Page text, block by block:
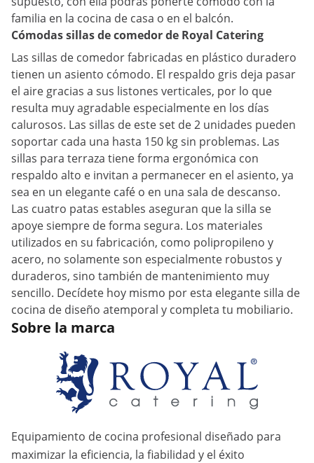
familia en la cocina de casa o en el balcón.
Cómodas sillas de comedor de Royal Catering
Las sillas de comedor fabricadas en plástico duradero
tienen un asiento cómodo. El respaldo gris deja pasar
el aire gracias a sus listones verticales, por lo que
resulta muy agradable especialmente en los días
calurosos. Las sillas de este set de 2 unidades pueden
soportar cada una hasta 150 kg sin problemas. Las
sillas para terraza tiene forma ergonómica con
respaldo alto e invitan a permanecer en el asiento, ya
sea en un elegante café o en una sala de descanso.
Las cuatro patas estables aseguran que la silla se
apoye siempre de forma segura. Los materiales
utilizados en su fabricación, como polipropileno y
acero, no solamente son especialmente robustos y
duraderos, sino también de mantenimiento muy
sencillo. Decídete hoy mismo por esta elegante silla de
cocina de diseño atemporal y completa tu mobiliario.
Sobre la marca
Equipamiento de cocina profesional diseñado para
maximizar la eficiencia, la fiabilidad y el éxito